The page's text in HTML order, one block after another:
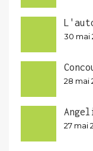
30 mai
28 mai
27 mai